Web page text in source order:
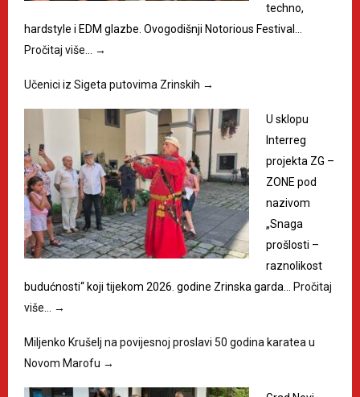
techno,
hardstyle i EDM glazbe. Ovogodišnji Notorious Festival…
Pročitaj više…
→
Učenici iz Sigeta putovima Zrinskih →
U sklopu
Interreg
projekta ZG –
ZONE pod
nazivom
„Snaga
prošlosti –
raznolikost
budućnosti“ koji tijekom 2026. godine Zrinska garda…
Pročitaj
više…
→
Miljenko Krušelj na povijesnoj proslavi 50 godina karatea u
Novom Marofu →